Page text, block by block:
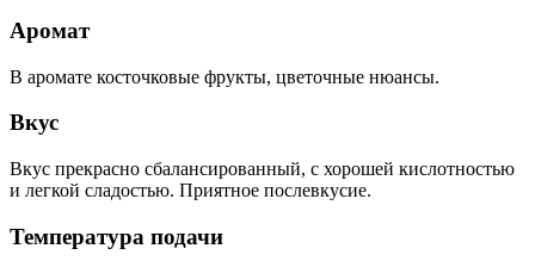
Аромат
В аромате косточковые фрукты, цветочные нюансы.
Вкус
Вкус прекрасно сбалансированный, с хорошей кислотностью
и легкой сладостью. Приятное послевкусие.
Температура подачи